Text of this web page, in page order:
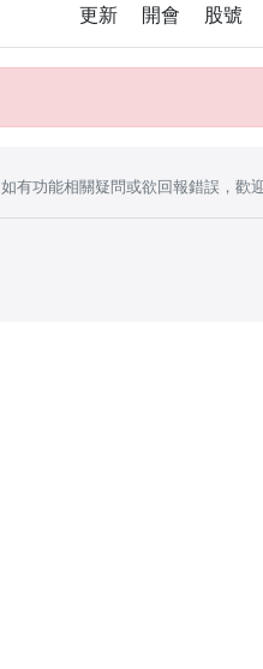
更新 開會 股號
如有功能相關疑問或欲回報錯誤，歡